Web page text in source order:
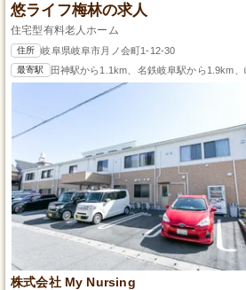
悠ライフ梅林の求人
住宅型有料老人ホーム
住所 岐阜県岐阜市月ノ会町1-12-30
最寄駅 田神駅から1.1km、名鉄岐阜駅から1.9km
株式会社 My Nursing